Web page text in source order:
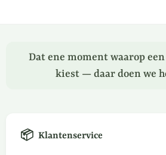
Dat ene moment waarop
kiest — daar doen we
📦 Klantenservice